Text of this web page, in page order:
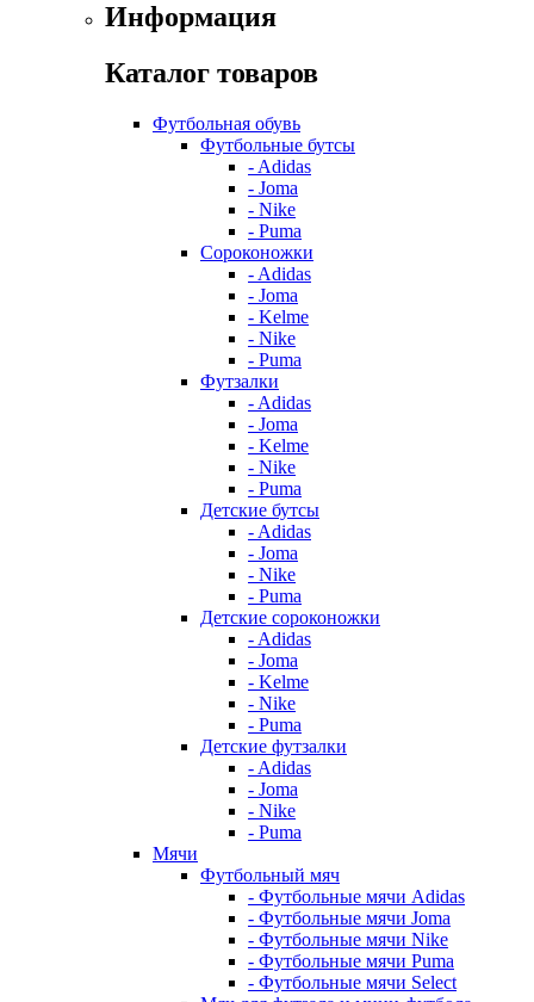
Информация
Каталог товаров
Футбольная обувь
Футбольные бутсы
- Adidas
- Joma
- Nike
- Puma
Сороконожки
- Adidas
- Joma
- Kelme
- Nike
- Puma
Футзалки
- Adidas
- Joma
- Kelme
- Nike
- Puma
Детские бутсы
- Adidas
- Joma
- Nike
- Puma
Детские сороконожки
- Adidas
- Joma
- Kelme
- Nike
- Puma
Детские футзалки
- Adidas
- Joma
- Nike
- Puma
Мячи
Футбольный мяч
- Футбольные мячи Adidas
- Футбольные мячи Joma
- Футбольные мячи Nike
- Футбольные мячи Puma
- Футбольные мячи Select